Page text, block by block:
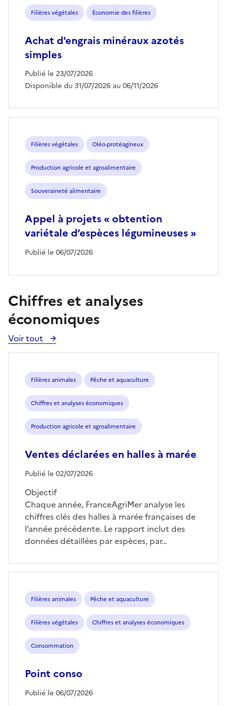
Filières végétales Économie des filières
Achat d'engrais minéraux azotés
simples
Publié le 23/07/2026
Disponible du 31/07/2026 au 06/11/2026
Filières végétales Oléo-protéagineux
Production agricole et agroalimentaire
Souveraineté alimentaire
Appel à projets « obtention
variétale d’espèces légumineuses »
Publié le 06/07/2026
Chiffres et analyses
économiques
Voir tout
Voir
toutes
publications
Filières animales Pêche et aquaculture
Chiffres et analyses économiques
Production agricole et agroalimentaire
Ventes déclarées en halles à marée
Publié le 02/07/2026
Objectif
Chaque année, FranceAgriMer analyse les
chiffres clés des halles à marée françaises de
l’année précédente. Le rapport inclut des
données détaillées par espèces, par…
Filières animales Pêche et aquaculture
Filières végétales Chiffres et analyses économiques
Consommation
Point conso
Publié le 06/07/2026